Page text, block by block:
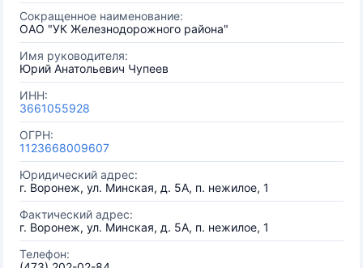
Сокращенное наименование:
ОАО "УК Железнодорожного района"
Имя руководителя:
Юрий Анатольевич Чупеев
ИНН:
3661055928
ОГРН:
1123668009607
Юридический адрес:
г. Воронеж, ул. Минская, д. 5А, п. нежилое, 1
Фактический адрес:
г. Воронеж, ул. Минская, д. 5А, п. нежилое, 1
Телефон: